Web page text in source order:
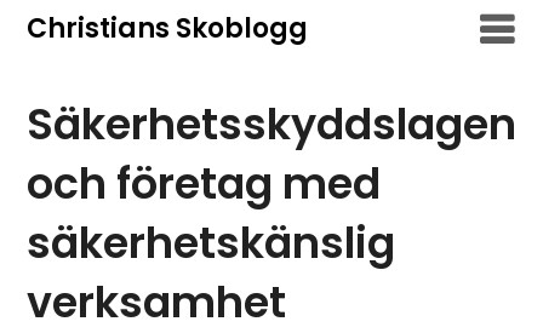
HoppaChristians Skoblogg
Säkerhetsskyddslagen
och företag med
säkerhetskänslig
verksamhet